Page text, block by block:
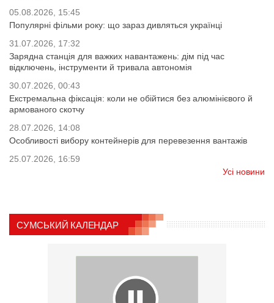
05.08.2026, 15:45
Популярні фільми року: що зараз дивляться українці
31.07.2026, 17:32
Зарядна станція для важких навантажень: дім під час
відключень, інструменти й тривала автономія
30.07.2026, 00:43
Екстремальна фіксація: коли не обійтися без алюмінієвого й
армованого скотчу
28.07.2026, 14:08
Особливості вибору контейнерів для перевезення вантажів
25.07.2026, 16:59
Усі новини
СУМСЬКИЙ КАЛЕНДАР